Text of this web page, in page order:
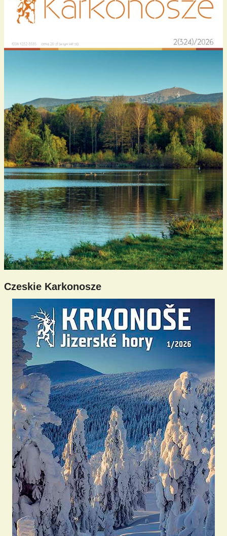
Czeskie Karkonosze